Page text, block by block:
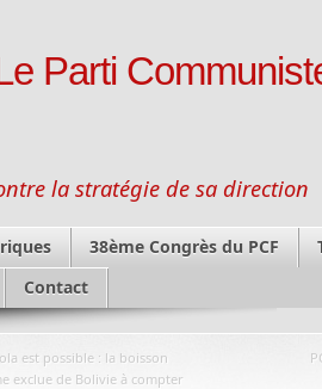
Parti
la stratégie de sa direction
38ème Congrès du PCF
Contact
est possible : la boisson
exclue de Bolivie à compter